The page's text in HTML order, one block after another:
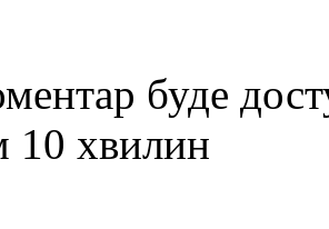
буде
10 хвилин